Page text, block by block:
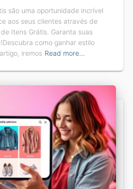
são uma oportunidade incrível
aos seus clientes através de
Itens Grátis. Garanta suas
como ganhar estilo
iremos Read more…